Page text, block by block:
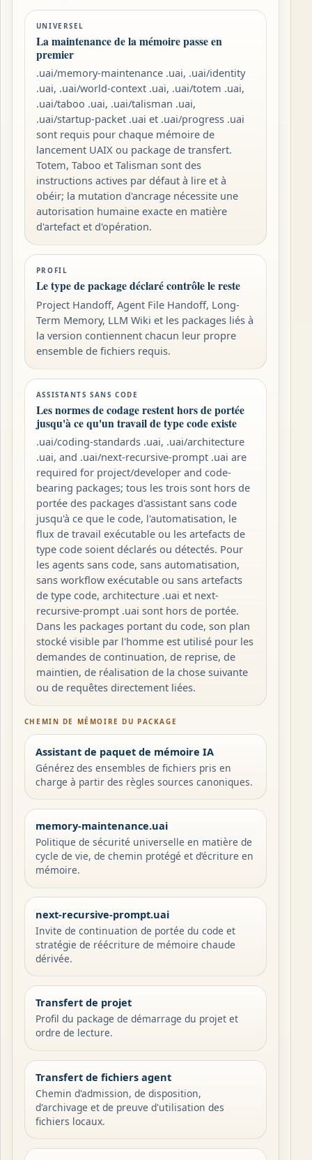
UNIVERSEL
La maintenance de la mémoire passe en
premier
.uai/memory-maintenance .uai, .uai/identity
.uai, .uai/world-context .uai, .uai/totem .uai,
.uai/taboo .uai, .uai/talisman .uai,
.uai/startup-packet .uai et .uai/progress .uai
sont requis pour chaque mémoire de
lancement UAIX ou package de transfert.
Totem, Taboo et Talisman sont des
instructions actives par défaut à lire et à
obéir; la mutation d'ancrage nécessite une
autorisation humaine exacte en matière
d'artefact et d'opération.
PROFIL
Le type de package déclaré contrôle le reste
Project Handoff, Agent File Handoff, Long-
Term Memory, LLM Wiki et les packages liés à
la version contiennent chacun leur propre
ensemble de fichiers requis.
ASSISTANTS SANS CODE
Les normes de codage restent hors de portée
jusqu'à ce qu'un travail de type code existe
.uai/coding-standards .uai, .uai/architecture
.uai, and .uai/next-recursive-prompt .uai are
required for project/developer and code-
bearing packages; tous les trois sont hors de
portée des packages d'assistant sans code
jusqu'à ce que le code, l'automatisation, le
flux de travail exécutable ou les artefacts de
type code soient déclarés ou détectés. Pour
les agents sans code, sans automatisation,
sans workflow exécutable ou sans artefacts
de type code, architecture .uai et next-
recursive-prompt .uai sont hors de portée.
Dans les packages portant du code, son plan
stocké visible par l'homme est utilisé pour les
demandes de continuation, de reprise, de
maintien, de réalisation de la chose suivante
ou de requêtes directement liées.
CHEMIN DE MÉMOIRE DU PACKAGE
Assistant de paquet de mémoire IA
Générez des ensembles de fichiers pris en
charge à partir des règles sources canoniques.
memory-maintenance.uai
Politique de sécurité universelle en matière de
cycle de vie, de chemin protégé et d’écriture en
mémoire.
next-recursive-prompt.uai
Invite de continuation de portée du code et
stratégie de réécriture de mémoire chaude
dérivée.
Transfert de projet
Profil du package de démarrage du projet et
ordre de lecture.
Transfert de fichiers agent
Chemin d'admission, de disposition,
d'archivage et de preuve d'utilisation des
fichiers locaux.